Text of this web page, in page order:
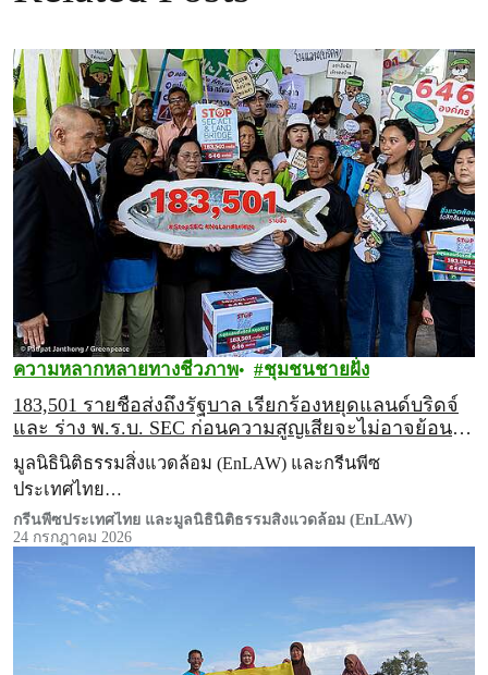
ความหลากหลายทางชีวภาพ ชุมชนชายฝั่ง
183,501 รายชื่อส่งถึงรัฐบาล เรียกร้องหยุดแลนด์บริดจ์
และ ร่าง พ.ร.บ. SEC ก่อนความสูญเสียจะไม่อาจย้อน
คืน
มูลนิธินิติธรรมสิ่งแวดล้อม (EnLAW) และกรีนพีซ
ประเทศไทย…
กรีนพีซประเทศไทย และมูลนิธินิติธรรมสิ่งแวดล้อม (EnLAW)
24 กรกฎาคม 2026